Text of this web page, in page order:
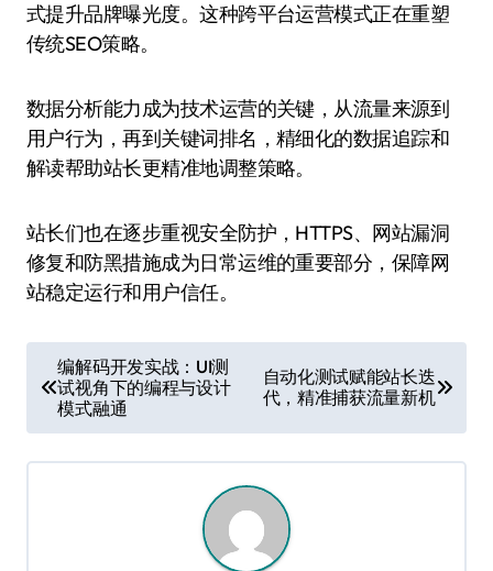
式提升品牌曝光度。这种跨平台运营模式正在重塑
传统SEO策略。
数据分析能力成为技术运营的关键，从流量来源到
用户行为，再到关键词排名，精细化的数据追踪和
解读帮助站长更精准地调整策略。
站长们也在逐步重视安全防护，HTTPS、网站漏洞
修复和防黑措施成为日常运维的重要部分，保障网
站稳定运行和用户信任。
章
导
航
编解码开发实战：UI测
试视角下的编程与设计
模式融通
自动化测试赋能站长迭
代，精准捕获流量新机